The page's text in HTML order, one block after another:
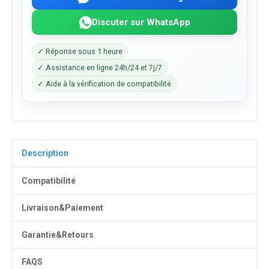
Discuter sur WhatsApp
✓ Réponse sous 1 heure
✓ Assistance en ligne 24h/24 et 7j/7
✓ Aide à la vérification de compatibilité
Description
Compatibilité
Livraison&Paiement
Garantie&Retours
FAQS